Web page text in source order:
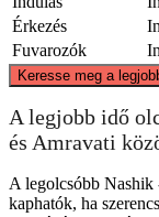
Érkezés
Fuvarozók
Keresse meg a
A legjobb idő
és Amravati
A legolcsóbb
kaphatók, ha